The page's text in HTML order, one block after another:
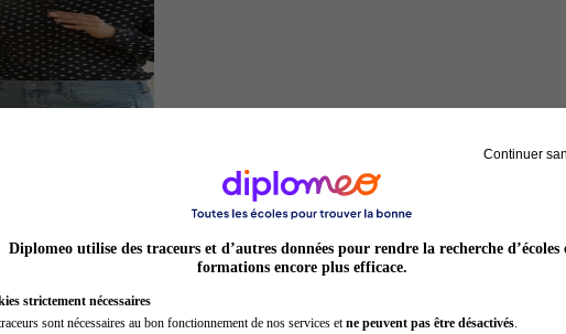
Chef de projet
Continuer
Diplomeo utilise des traceurs et d’autres données pour rendre la recherche d’écoles
formations encore plus efficace.
strictement nécessaires
sont nécessaires au bon fonctionnement de nos services et ne peuvent pas être désactivés.